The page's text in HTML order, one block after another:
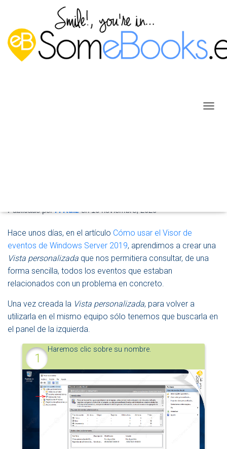
A
Ó
Publicado porP. Ruizen16 noviembre, 2020
Hace unos días, en el artículo Cómo usar el Visor de
eventos de Windows Server 2019, aprendimos a crear una
Vista personalizada que nos permitiera consultar, de una
forma sencilla, todos los eventos que estaban
relacionados con un problema en concreto.
Una vez creada la Vista personalizada, para volver a
utilizarla en el mismo equipo sólo tenemos que buscarla en
el panel de la izquierda.
Haremos clic sobre su nombre.